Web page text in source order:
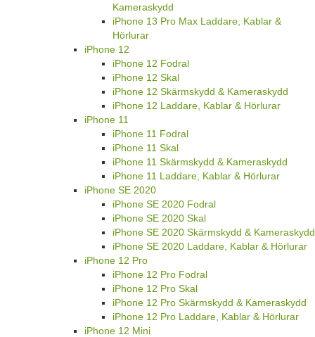
Kameraskydd
iPhone 13 Pro Max Laddare, Kablar &
Hörlurar
iPhone 12
iPhone 12 Fodral
iPhone 12 Skal
iPhone 12 Skärmskydd & Kameraskydd
iPhone 12 Laddare, Kablar & Hörlurar
iPhone 11
iPhone 11 Fodral
iPhone 11 Skal
iPhone 11 Skärmskydd & Kameraskydd
iPhone 11 Laddare, Kablar & Hörlurar
iPhone SE 2020
iPhone SE 2020 Fodral
iPhone SE 2020 Skal
iPhone SE 2020 Skärmskydd & Kameraskydd
iPhone SE 2020 Laddare, Kablar & Hörlurar
iPhone 12 Pro
iPhone 12 Pro Fodral
iPhone 12 Pro Skal
iPhone 12 Pro Skärmskydd & Kameraskydd
iPhone 12 Pro Laddare, Kablar & Hörlurar
iPhone 12 Mini